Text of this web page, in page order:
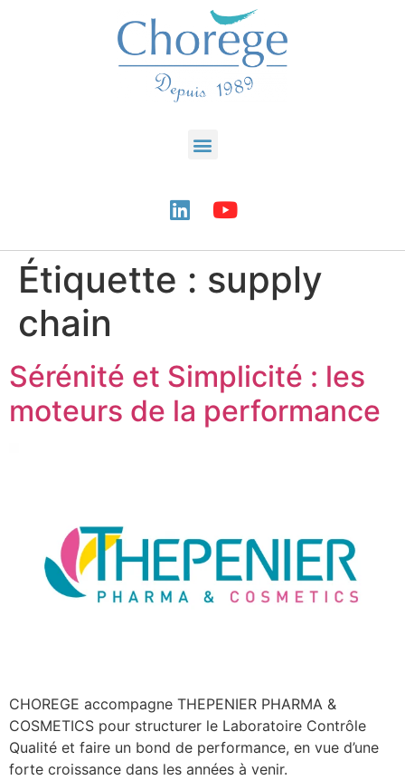
Étiquette : supply
chain
Sérénité et Simplicité : les
moteurs de la performance
CHOREGE accompagne THEPENIER PHARMA &
COSMETICS pour structurer le Laboratoire Contrôle
Qualité et faire un bond de performance, en vue d’une
forte croissance dans les années à venir.